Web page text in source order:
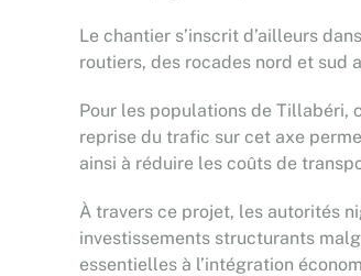
Le chantier s’inscrit d’ailleurs
routiers, des rocades nord et sud
Pour les populations de Tillabéri,
reprise du trafic sur cet axe
ainsi à réduire les coûts de
À travers ce projet, les autorités
investissements structurants
essentielles à l’intégration